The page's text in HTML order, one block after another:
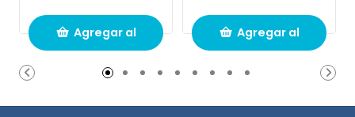
Agregar al
carrito de
compras
Agregar al
carrito de
compras